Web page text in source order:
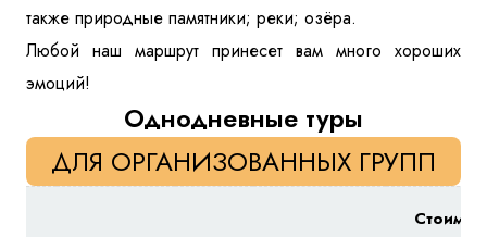
также природные памятники; реки; озёра.
Любой наш маршрут принесет вам много хороших
эмоций!
Однодневные туры
ДЛЯ ОРГАНИЗОВАННЫХ ГРУПП